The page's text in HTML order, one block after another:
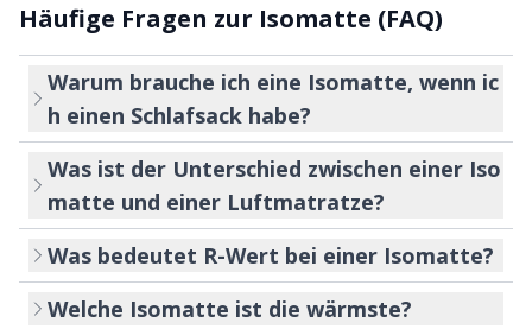
Häufige Fragen zur Isomatte (FAQ)
Warum brauche ich eine Isomatte, wenn ic
h einen Schlafsack habe?
Was ist der Unterschied zwischen einer Iso
matte und einer Luftmatratze?
Was bedeutet R-Wert bei einer Isomatte?
Welche Isomatte ist die wärmste?